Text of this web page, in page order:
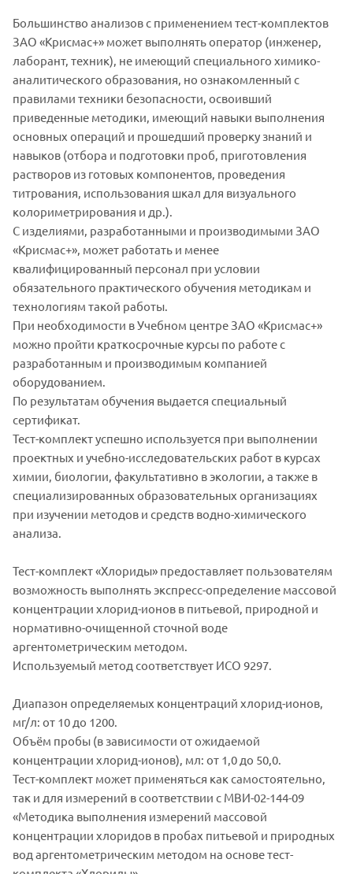
Большинство анализов с применением тест-комплектов
ЗАО «Крисмас+» может выполнять оператор (инженер,
лаборант, техник), не имеющий специального химико-
аналитического образования, но ознакомленный с
правилами техники безопасности, освоивший
приведенные методики, имеющий навыки выполнения
основных операций и прошедший проверку знаний и
навыков (отбора и подготовки проб, приготовления
растворов из готовых компонентов, проведения
титрования, использования шкал для визуального
колориметрирования и др.).
С изделиями, разработанными и производимыми ЗАО
«Крисмас+», может работать и менее
квалифицированный персонал при условии
обязательного практического обучения методикам и
технологиям такой работы.
При необходимости в Учебном центре ЗАО «Крисмас+»
можно пройти краткосрочные курсы по работе с
разработанным и производимым компанией
оборудованием.
По результатам обучения выдается специальный
сертификат.
Тест-комплект успешно используется при выполнении
проектных и учебно-исследовательских работ в курсах
химии, биологии, факультативно в экологии, а также в
специализированных образовательных организациях
при изучении методов и средств водно-химического
анализа.
Тест-комплект «Хлориды» предоставляет пользователям
возможность выполнять экспресс-определение массовой
концентрации хлорид-ионов в питьевой, природной и
нормативно-очищенной сточной воде
аргентометрическим методом.
Используемый метод соответствует ИСО 9297.
Диапазон определяемых концентраций хлорид-ионов,
мг/л: от 10 до 1200.
Объём пробы (в зависимости от ожидаемой
концентрации хлорид-ионов), мл: от 1,0 до 50,0.
Тест-комплект может применяться как самостоятельно,
так и для измерений в соответствии с МВИ-02-144-09
«Методика выполнения измерений массовой
концентрации хлоридов в пробах питьевой и природных
вод аргентометрическим методом на основе тест-